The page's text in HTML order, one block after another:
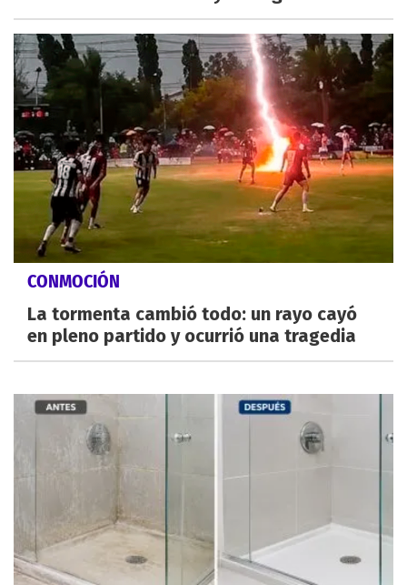
CONMOCIÓN
La tormenta cambió todo: un rayo cayó
en pleno partido y ocurrió una tragedia